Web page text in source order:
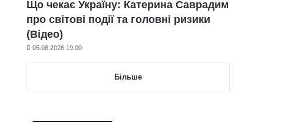
Що чекає Україну: Катерина Саврадим
про світові події та головні ризики
(Відео)
05.08.2026 19:00
Більше